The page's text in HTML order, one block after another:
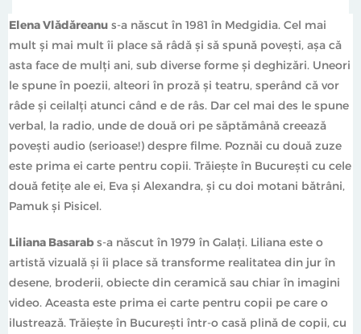
Elena Vlădăreanu s-a născut în 1981 în Medgidia. Cel mai
mult și mai mult îi place să râdă și să spună povești, așa că
asta face de mulți ani, sub diverse forme și deghizări. Uneori
le spune în poezii, alteori în proză și teatru, sperând că vor
râde și ceilalți atunci când e de râs. Dar cel mai des le spune
verbal, la radio, unde de două ori pe săptămână creează
povești audio (serioase!) despre filme. Poznăi cu două zuze
este prima ei carte pentru copii. Trăiește în București cu cele
două fetițe ale ei, Eva și Alexandra, și cu doi motani bătrâni,
Pamuk și Pisicel.
Liliana Basarabs-a născut în 1979 în Galați. Liliana este o
artistă vizuală și îi place să transforme realitatea din jur în
desene, broderii, obiecte din ceramică sau chiar în imagini
video. Aceasta este prima ei carte pentru copii pe care o
ilustrează. Trăiește în București într-o casă plină de copii, cu